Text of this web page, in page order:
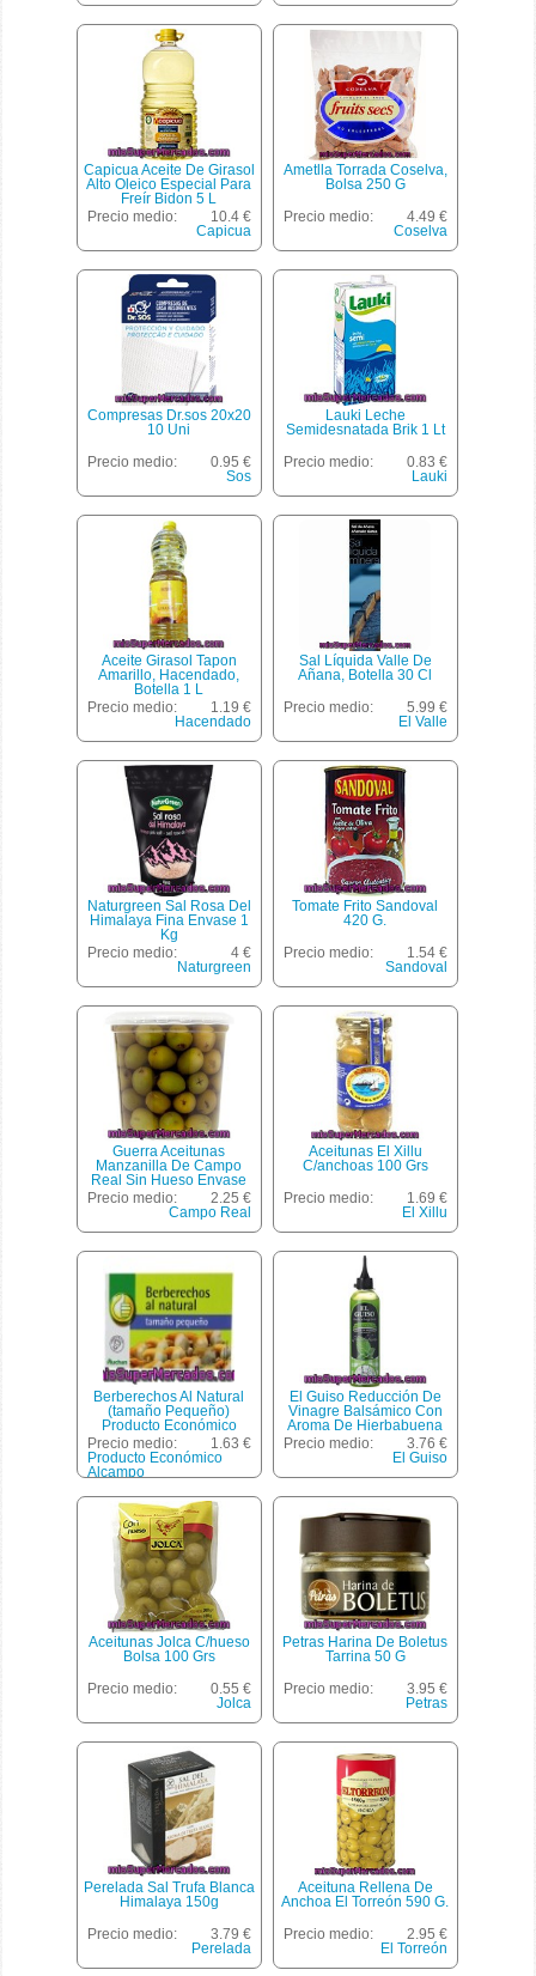
Capicua Aceite De Girasol
Alto Oleico Especial Para
Freír Bidon 5 L
Precio medio:
10.4 €
Capicua
Ametlla Torrada Coselva,
Bolsa 250 G
Precio medio:
4.49 €
Coselva
Compresas Dr.sos 20x20
10 Uni
Precio medio:
0.95 €
Sos
Lauki Leche
Semidesnatada Brik 1 Lt
Precio medio:
0.83 €
Lauki
Aceite Girasol Tapon
Amarillo, Hacendado,
Botella 1 L
Precio medio:
1.19 €
Hacendado
Sal Líquida Valle De
Añana, Botella 30 Cl
Precio medio:
5.99 €
El Valle
Naturgreen Sal Rosa Del
Himalaya Fina Envase 1
Kg
Precio medio:
4 €
Naturgreen
Tomate Frito Sandoval
420 G.
Precio medio:
1.54 €
Sandoval
Guerra Aceitunas
Manzanilla De Campo
Real Sin Hueso Envase
200 G
Precio medio:
2.25 €
Campo Real
Aceitunas El Xillu
C/anchoas 100 Grs
Precio medio:
1.69 €
El Xillu
Berberechos Al Natural
(tamaño Pequeño)
Producto Económico
Alcampo 58 Gramos Peso
Escurrido
Precio medio:
1.63 €
Producto Económico
Alcampo
El Guiso Reducción De
Vinagre Balsámico Con
Aroma De Hierbabuena
Botella 250 Ml
Precio medio:
3.76 €
El Guiso
Aceitunas Jolca C/hueso
Bolsa 100 Grs
Precio medio:
0.55 €
Jolca
Petras Harina De Boletus
Tarrina 50 G
Precio medio:
3.95 €
Petras
Perelada Sal Trufa Blanca
Himalaya 150g
Precio medio:
3.79 €
Perelada
Aceituna Rellena De
Anchoa El Torreón 590 G.
Precio medio:
2.95 €
El Torreón